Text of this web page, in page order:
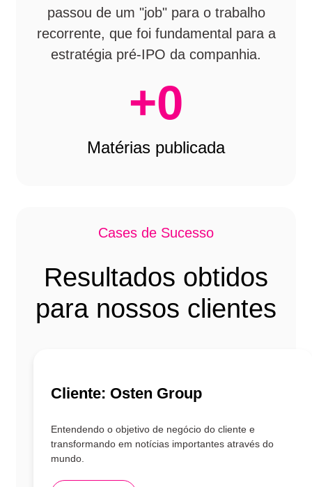
passou de um "job" para o trabalho
recorrente, que foi fundamental para a
estratégia pré-IPO da companhia.
Matérias publicada
+0
Cases de Sucesso
Resultados obtidos
para nossos clientes
Cliente: Osten Group
Entendendo o objetivo de negócio do cliente e
transformando em notícias importantes através do
mundo.